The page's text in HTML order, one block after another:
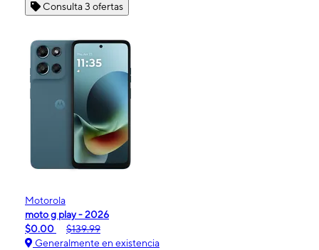
Consulta 3 ofertas
Motorola
moto g play - 2026
$0.00
$139.99
Generalmente en existencia